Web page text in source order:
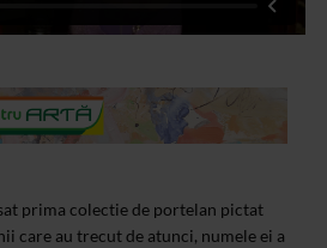
prima colectie de portelan pictat
care au trecut de atunci, numele ei a